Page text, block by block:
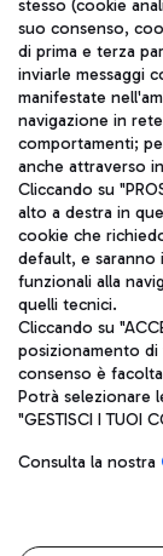
Mappa sito
QUALITÀ
stesso (cookie
suo consenso,
di prima e terza
inviarle messaggi
manifestate
navigazione in
comportamenti;
anche attraverso
Cliccando su
alto a destra in
cookie che
default, e saranno
funzionali alla
quelli tecnici.
Cliccando su
posizionamento
consenso è
Potrà selezionare
"GESTISCI I TUOI
Consulta la nostra